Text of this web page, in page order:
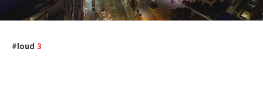
loud 3